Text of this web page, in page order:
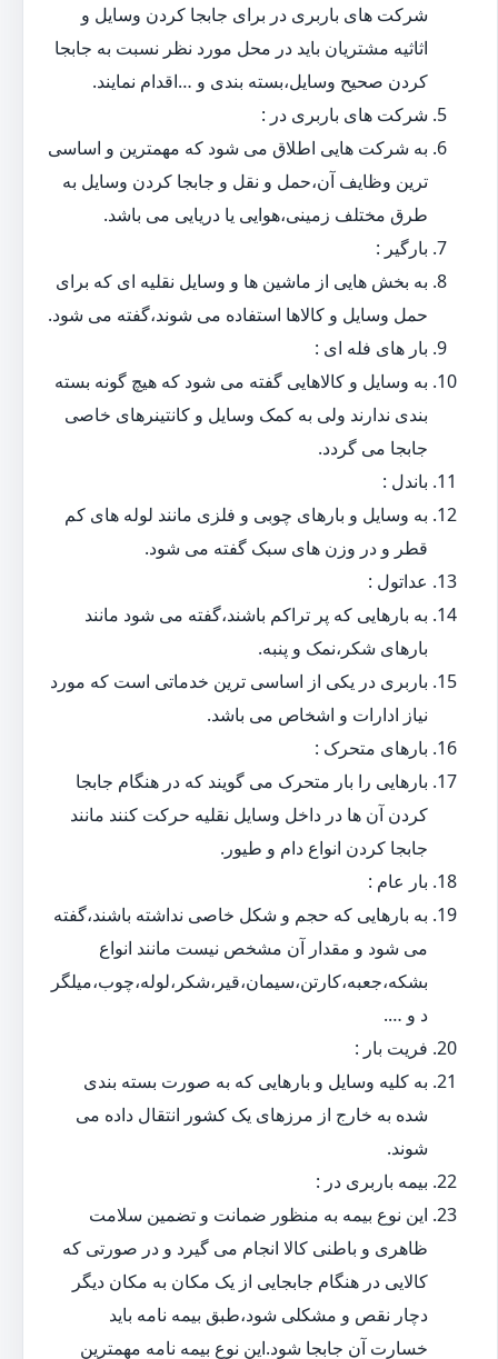
شرکت های باربری در برای جابجا کردن وسایل و
اثاثیه مشتریان باید در محل مورد نظر نسبت به جابجا
کردن صحیح وسایل،بسته بندی و …اقدام نمایند.
شرکت های باربری در :
به شرکت هایی اطلاق می شود که مهمترین و اساسی
ترین وظایف آن،حمل و نقل و جابجا کردن وسایل به
طرق مختلف زمینی،هوایی یا دریایی می باشد.
بارگیر :
به بخش هایی از ماشین ها و وسایل نقلیه ای که برای
حمل وسایل و کالاها استفاده می شوند،گفته می شود.
بار های فله ای :
به وسایل و کالاهایی گفته می شود که هیچ گونه بسته
بندی ندارند ولی به کمک وسایل و کانتینرهای خاصی
جابجا می گردد.
باندل :
به وسایل و بارهای چوبی و فلزی مانند لوله های کم
قطر و در وزن های سبک گفته می شود.
عداتول :
به بارهایی که پر تراکم باشند،گفته می شود مانند
بارهای شکر،نمک و پنبه.
باربری در یکی از اساسی ترین خدماتی است که مورد
نیاز ادارات و اشخاص می باشد.
بارهای متحرک :
بارهایی را بار متحرک می گویند که در هنگام جابجا
کردن آن ها در داخل وسایل نقلیه حرکت کنند مانند
جابجا کردن انواع دام و طیور.
بار عام :
به بارهایی که حجم و شکل خاصی نداشته باشند،گفته
می شود و مقدار آن مشخص نیست مانند انواع
بشکه،جعبه،کارتن،سیمان،قیر،شکر،لوله،چوب،میلگر
د و ….
فریت بار :
به کلیه وسایل و بارهایی که به صورت بسته بندی
شده به خارج از مرزهای یک کشور انتقال داده می
شوند.
بیمه باربری در :
این نوع بیمه به منظور ضمانت و تضمین سلامت
ظاهری و باطنی کالا انجام می گیرد و در صورتی که
کالایی در هنگام جابجایی از یک مکان به مکان دیگر
دچار نقص و مشکلی شود،طبق بیمه نامه باید
خسارت آن جابجا شود.این نوع بیمه نامه مهمترین